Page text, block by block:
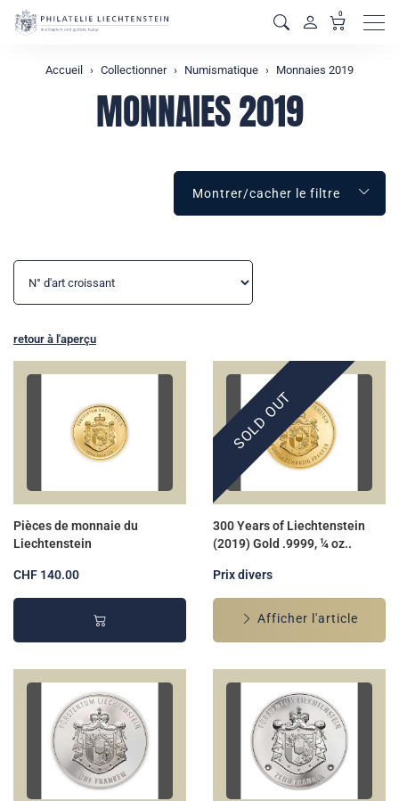
0
Accueil Collectionner Numismatique Monnaies 2019
MONNAIES 2019
Montrer/cacher le filtre
retour à l'aperçu
Pièces de monnaie du
Liechtenstein
CHF 140.00
SOLD OUT
300 Years of Liechtenstein
(2019) Gold .9999, ¼ oz..
Prix divers
Afficher l'article